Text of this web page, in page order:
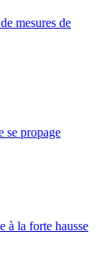
mesures de
se propage
à la forte hausse